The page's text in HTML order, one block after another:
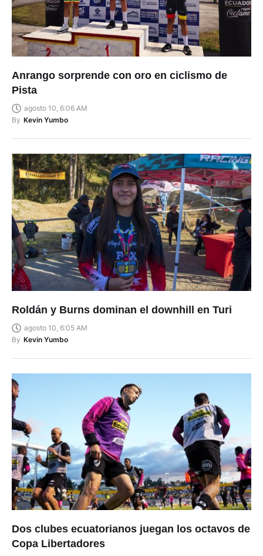
Anrango sorprende con oro en ciclismo de
Pista
agosto 10, 6:06 AM
By Kevin Yumbo
Roldán y Burns dominan el downhill en Turi
agosto 10, 6:05 AM
By Kevin Yumbo
Dos clubes ecuatorianos juegan los octavos de
Copa Libertadores